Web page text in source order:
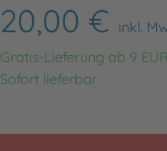
20,00 € inkl.
Gratis-Lieferung ab 9
Sofort lieferbar